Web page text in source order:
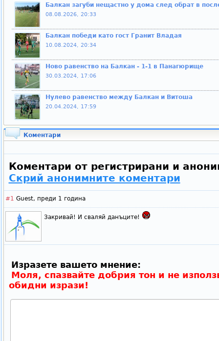
Балкан загуби нещастно у дома след обрат в
08.08.2026, 20:33
Балкан победи като гост Гранит Владая
10.08.2024, 20:34
Ново равенство на Балкан - 1-1 в Панагюрище
30.03.2024, 17:06
Нулево равенство между Балкан и Витоша
20.04.2024, 17:59
Коментари
Коментари от регистрирани и
Скрий анонимните коментари
#1 Guest, преди 1 година
Закривай! И сваляй данъците!
Изразете вашето мнение:
Моля, спазвайте добрия тон и не
обидни изрази!